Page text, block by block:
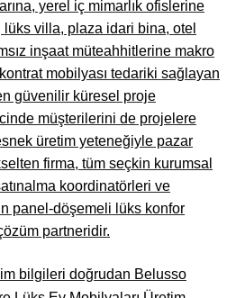
Firmaları, İmalatçıları
İmalatçıları, Mobilyacıları
yerel iç mimarlık ofislerine
villa, plaza idari bina, otel
inşaat müteahhitlerine makro
mobilyası tedariki sağlayan
güvenilir küresel proje
müşterilerini de projelere
üretim yeteneğiyle pazar
firma, tüm seçkin kurumsal
koordinatörleri ve
panel-döşemeli lüks konfor
partneridir.
bilgileri doğrudan Belusso